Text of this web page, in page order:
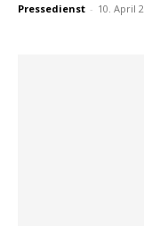
Pressedienst - 10. April